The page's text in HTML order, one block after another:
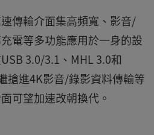
傳輸介面集高頻寬、影音/
電等多功能應用於一身的設
3.0/3.1、MHL 3.0和
搶進4K影音/錄影資料傳輸等
可望加速改朝換代。